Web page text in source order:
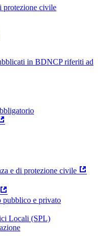
protezione civile
in BDNCP riferiti ad
e di protezione civile
pubblico e privato
Locali (SPL)